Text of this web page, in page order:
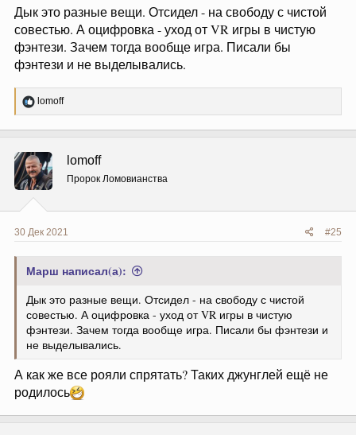
Дык это разные вещи. Отсидел - на свободу с чистой
совестью. А оцифровка - уход от VR игры в чистую
фэнтези. Зачем тогда вообще игра. Писали бы
фэнтези и не выделывались.
Р
е
ц
и
и
:
lomoff
lomoff
Пророк Ломовианства
30 Дек 2021 #25
Марш написал(а):
Дык это разные вещи. Отсидел - на свободу с чистой
совестью. А оцифровка - уход от VR игры в чистую
фэнтези. Зачем тогда вообще игра. Писали бы фэнтези и
не выделывались.
А как же все рояли спрятать? Таких джунглей ещё не
родилось